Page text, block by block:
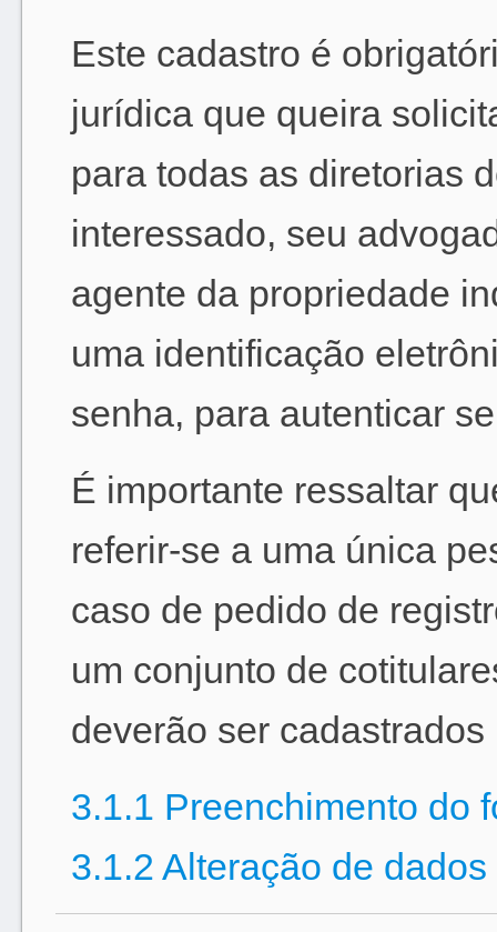
Este cadastro é
jurídica que queira
para todas as diretorias
interessado, seu
agente da propriedade
uma identificação
senha, para autenticar
É importante ressaltar
referir-se a uma única
caso de pedido de
um conjunto de
deverão ser cadastrados
3.1.1 Preenchimento do
3.1.2 Alteração de